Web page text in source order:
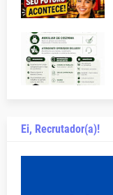
Ei, Recrutador(a)!